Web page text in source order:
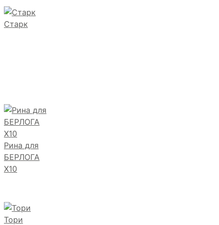
Старк
Рина для
БЕРЛОГА
Х10
Тори